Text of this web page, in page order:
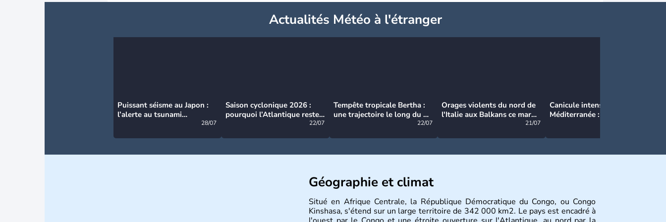
Actualités Météo à l'étranger
Puissant séisme au Japon :
l’alerte au tsunami
28/07
Saison cyclonique 2026 :
pourquoi l’Atlantique reste
22/07
Tempête tropicale Bertha :
une trajectoire le long du du
22/07
Orages violents du nord de
l'Italie aux Balkans ce mardi
21/07
Canicule intense en
Méditerranée : près de 50°C
Géographie et climat
Situé en Afrique Centrale, la République Démocratique du Congo, ou Congo
Kinshasa, s'étend sur un large territoire de 342 000 km2. Le pays est encadré à